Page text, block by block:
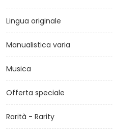
Lingua originale
Manualistica varia
Musica
Offerta speciale
Rarità - Rarity